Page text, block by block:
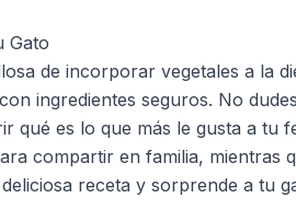
Gato
de incorporar vegetales a la
ingredientes seguros. No
qué es lo que más le gusta a tu
compartir en familia, mientras
receta y sorprende a tu